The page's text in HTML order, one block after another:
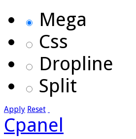
Mega
Css
Dropline
Split
Apply Reset
Cpanel